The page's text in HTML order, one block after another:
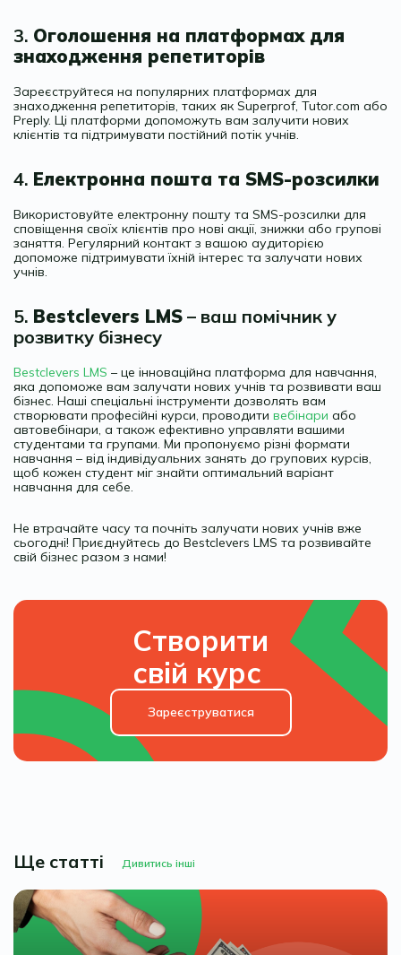
3. Оголошення на платформах для
знаходження репетиторів
Зареєструйтеся на популярних платформах для
знаходження репетиторів, таких як Superprof, Tutor.com або
Preply. Ці платформи допоможуть вам залучити нових
клієнтів та підтримувати постійний потік учнів.
4. Електронна пошта та SMS-розсилки
Використовуйте електронну пошту та SMS-розсилки для
сповіщення своїх клієнтів про нові акції, знижки або групові
заняття. Регулярний контакт з вашою аудиторією
допоможе підтримувати їхній інтерес та залучати нових
учнів.
5. Bestclevers LMS – ваш помічник у
розвитку бізнесу
Bestclevers LMS – це інноваційна платформа для навчання,
яка допоможе вам залучати нових учнів та розвивати ваш
бізнес. Наші спеціальні інструменти дозволять вам
створювати професійні курси, проводити вебінари або
автовебінари, а також ефективно управляти вашими
студентами та групами. Ми пропонуємо різні формати
навчання – від індивідуальних занять до групових курсів,
щоб кожен студент міг знайти оптимальний варіант
навчання для себе.
Не втрачайте часу та почніть залучати нових учнів вже
сьогодні! Приєднуйтесь до Bestclevers LMS та розвивайте
свій бізнес разом з нами!
Створити
свій курс
Зареєструватися
Ще статті Дивитись інші